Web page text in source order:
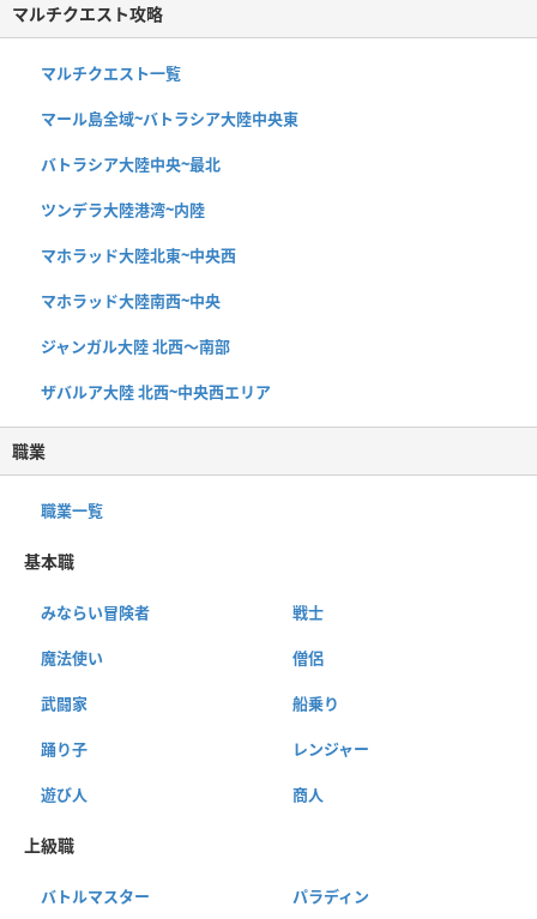
マルチクエスト攻略
マルチクエスト一覧
マール島全域~バトラシア大陸中央東
バトラシア大陸中央~最北
ツンデラ大陸港湾~内陸
マホラッド大陸北東~中央西
マホラッド大陸南西~中央
ジャンガル大陸 北西〜南部
ザバルア大陸 北西~中央西エリア
職業
職業一覧
基本職
みならい冒険者 戦士
魔法使い 僧侶
武闘家 船乗り
踊り子 レンジャー
遊び人 商人
上級職
バトルマスター パラディン